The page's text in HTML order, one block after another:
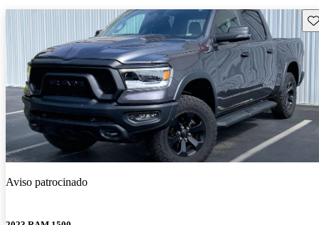
Aviso patrocinado